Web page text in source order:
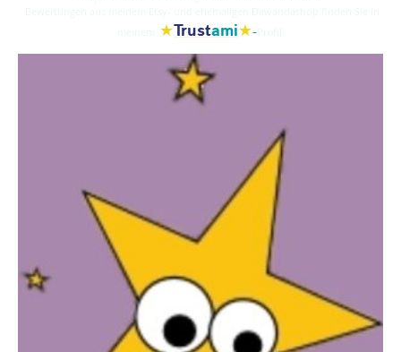
★Trustami★-Profil.